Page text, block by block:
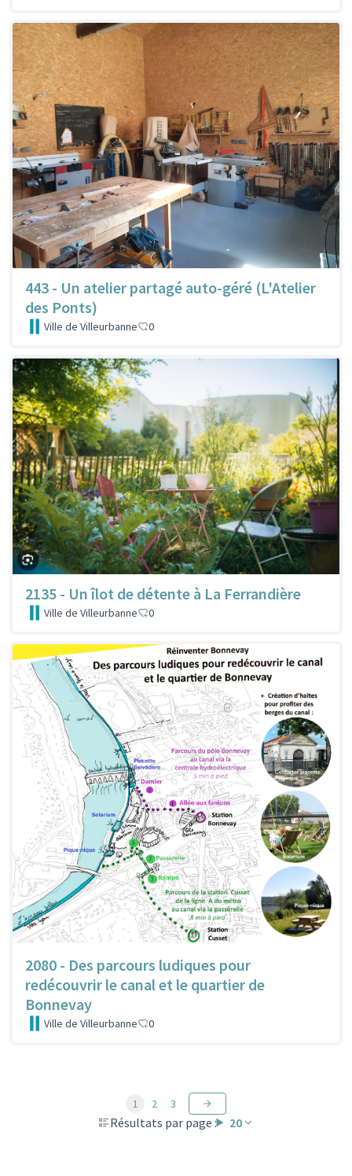
443 - Un atelier partagé auto-géré (L'Atelier
des Ponts)
Ville de Villeurbanne 0
2135 - Un îlot de détente à La Ferrandière
Ville de Villeurbanne 0
2080 - Des parcours ludiques pour
redécouvrir le canal et le quartier de
Bonnevay
Ville de Villeurbanne 0
Résultats par page : 20
1 2 3